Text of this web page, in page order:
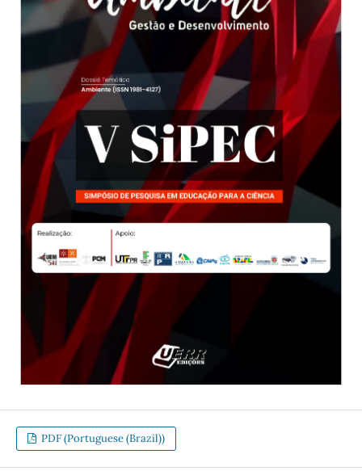
PDF (Portuguese (Brazil))